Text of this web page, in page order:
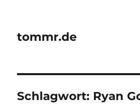
tommr.de
Schlagwort: Ryan